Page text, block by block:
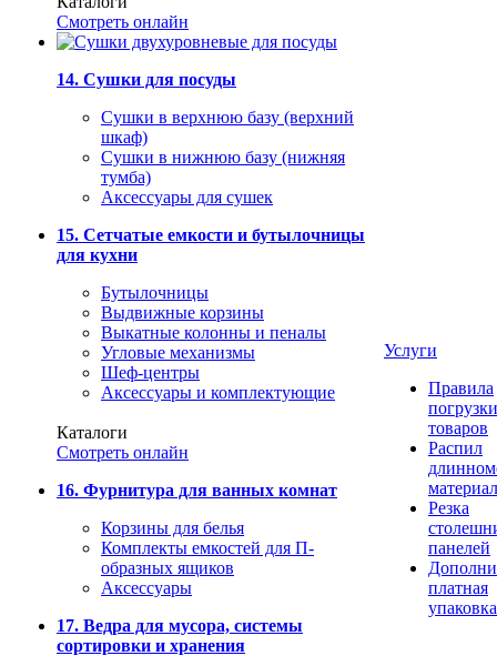
Смотреть онлайн
14. Сушки для посуды
Сушки в верхнюю базу (верхний
шкаф)
Сушки в нижнюю базу (нижняя
тумба)
Аксессуары для сушек
15. Сетчатые емкости и бутылочницы
для кухни
Бутылочницы
Выдвижные корзины
Выкатные колонны и пеналы
Угловые механизмы
Шеф-центры
Аксессуары и комплектующие
Каталоги
Смотреть онлайн
16. Фурнитура для ванных комнат
Корзины для белья
Комплекты емкостей для П-
образных ящиков
Аксессуары
17. Ведра для мусора, системы
сортировки и хранения
Услуги
Правила
погрузки
товаров
Распил
Резка
панелей
платная
упаковка